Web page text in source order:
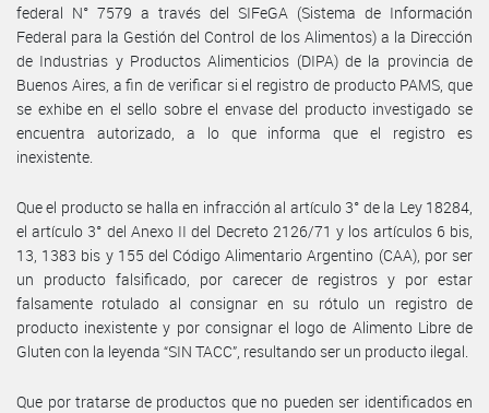
federal N° 7579 a través del SIFeGA (Sistema de Información
Federal para la Gestión del Control de los Alimentos) a la Dirección
de Industrias y Productos Alimenticios (DIPA) de la provincia de
Buenos Aires, a fin de verificar si el registro de producto PAMS, que
se exhibe en el sello sobre el envase del producto investigado se
encuentra autorizado, a lo que informa que el registro es
inexistente.
Que el producto se halla en infracción al artículo 3° de la Ley 18284,
el artículo 3° del Anexo II del Decreto 2126/71 y los artículos 6 bis,
13, 1383 bis y 155 del Código Alimentario Argentino (CAA), por ser
un producto falsificado, por carecer de registros y por estar
falsamente rotulado al consignar en su rótulo un registro de
producto inexistente y por consignar el logo de Alimento Libre de
Gluten con la leyenda “SIN TACC”, resultando ser un producto ilegal.
Que por tratarse de productos que no pueden ser identificados en